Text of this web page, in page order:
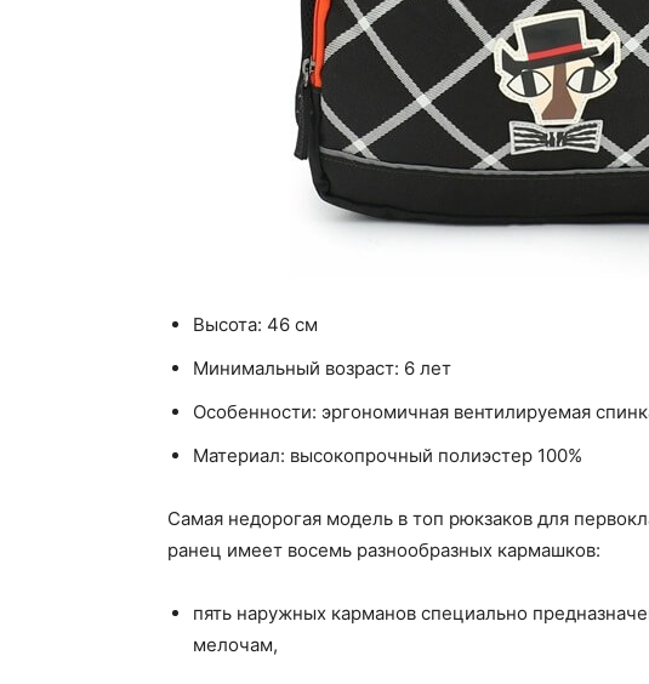
Высота: 46 см
Минимальный возраст: 6 лет
Особенности: эргономичная вентилируемая
Материал: высокопрочный полиэстер 100%
Самая недорогая модель в топ рюкзаков для
ранец имеет восемь разнообразных кармашков:
пять наружных карманов специально
мелочам,